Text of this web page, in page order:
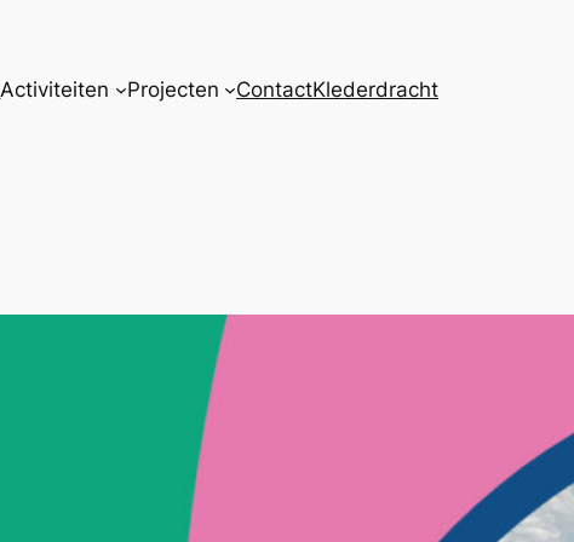
Activiteiten Projecten ContactKlederdracht